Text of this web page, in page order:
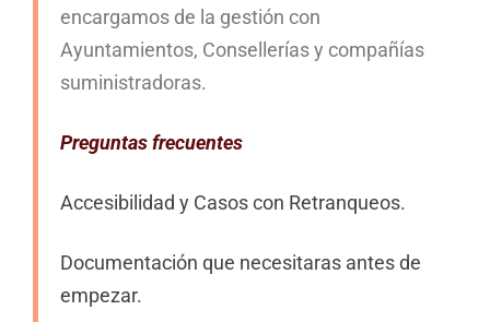
encargamos de la gestión con
Ayuntamientos, Consellerías y compañías
suministradoras.
Preguntas frecuentes
Accesibilidad y Casos con Retranqueos.
Documentación que necesitaras antes de
empezar.